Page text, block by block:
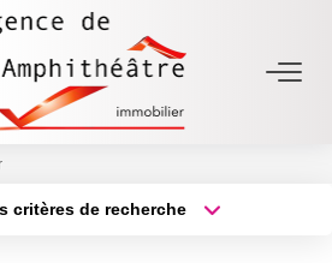
ACHETER
critères de recherche